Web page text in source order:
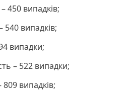
450 випадків;
540 випадків;
випадки;
– 522 випадки;
809 випадків;